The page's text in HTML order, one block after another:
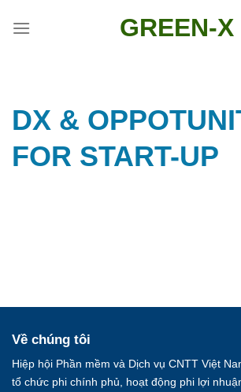
GREEN-X
DX &
FOR START-UP
Về chúng tôi
Hiệp hội Phần mềm và Dịch vụ CNTT Việt
tổ chức phi chính phủ, hoạt động phi lợi